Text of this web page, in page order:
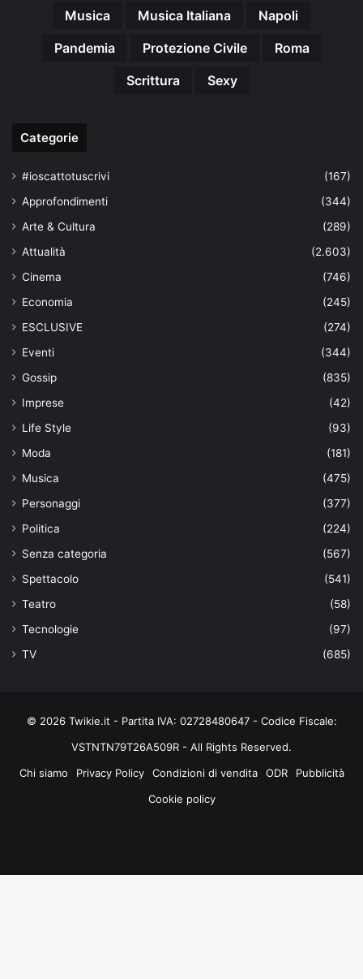
Musica
Musica Italiana
Napoli
Pandemia
Protezione Civile
Roma
Scrittura
Sexy
Categorie
#ioscattotuscrivi
(167)
Approfondimenti
(344)
Arte & Cultura
(289)
Attualità
(2.603)
Cinema
(746)
Economia
(245)
ESCLUSIVE
(274)
Eventi
(344)
Gossip
(835)
Imprese
(42)
Life Style
(93)
Moda
(181)
Musica
(475)
Personaggi
(377)
Politica
(224)
Senza categoria
(567)
Spettacolo
(541)
Teatro
(58)
Tecnologie
(97)
TV
(685)
© 2026 Twikie.it - Partita IVA: 02728480647 - Codice Fiscale:
VSTNTN79T26A509R - All Rights Reserved.
Chi siamo
Privacy Policy Condizioni di vendita ODR
Pubblicità
Cookie policy
Tube